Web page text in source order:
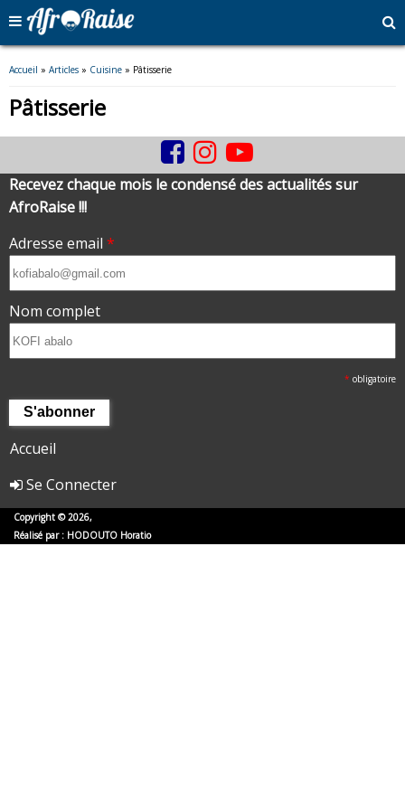
Vous êtes ici
Accueil » Articles » Cuisine » Pâtisserie
Pâtisserie
Recevez chaque mois le condensé des actualités sur
AfroRaise !!!
Adresse email *
Nom complet
* obligatoire
Accueil
Se Connecter
Copyright © 2026,
Réalisé par : HODOUTO Horatio